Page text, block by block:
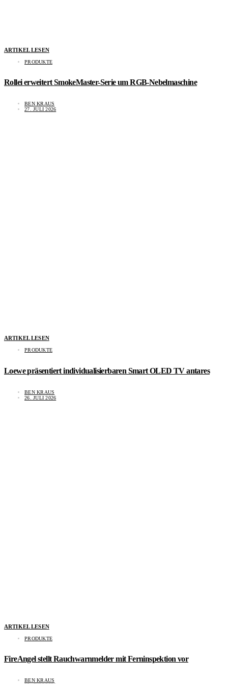
ARTIKEL LESEN
PRODUKTE
Rollei erweitert SmokeMaster-Serie um RGB-Nebelmaschine
BEN KRAUS
27. JULI 2026
ARTIKEL LESEN
PRODUKTE
Loewe präsentiert individualisierbaren Smart OLED TV antares
BEN KRAUS
26. JULI 2026
ARTIKEL LESEN
PRODUKTE
FireAngel stellt Rauchwarnmelder mit Ferninspektion vor
BEN KRAUS